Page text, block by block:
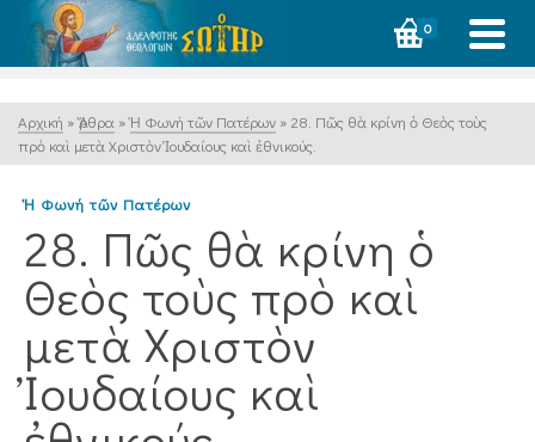
0
Αρχική » Ἄρθρα » Ἡ Φωνή τῶν Πατέρων » 28. Πῶς θὰ κρίνη ὁ Θεὸς τοὺς
πρὸ καὶ μετὰ Χριστὸν Ἰουδαίους καὶ ἐθνικούς.
Ἡ Φωνή τῶν Πατέρων
28. Πῶς θὰ κρίνη ὁ
Θεὸς τοὺς πρὸ καὶ
μετὰ Χριστὸν
Ἰουδαίους καὶ